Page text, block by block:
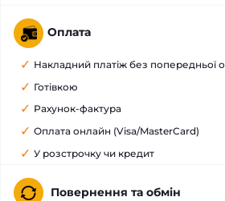
Оплата
Накладний платіж без попередньої
Готівкою
Рахунок-фактура
Оплата онлайн (Visa/MasterCard)
У розстрочку чи кредит
Повернення та обмін